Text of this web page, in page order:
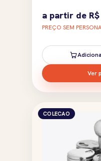
a partir de R$
PREÇO SEM
Ver
COLECAO